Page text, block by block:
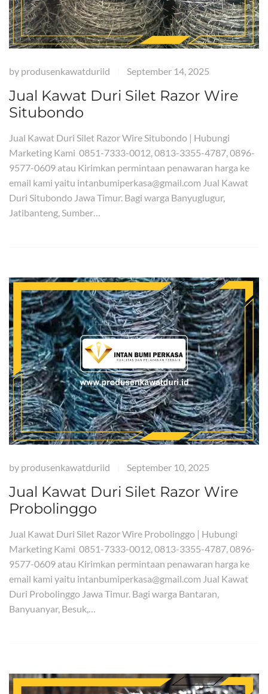
by produsenkawatduriid September 14, 2025
Jual Kawat Duri Silet Razor Wire
Situbondo
Jual Kawat Duri Silet Razor Wire Situbondo | Hubungi
Marketing Kami 0851-7333-0012, 0813-3355-4787, 0896-
9577-0609 atau Kirimkan permintaan penawaran harga ke
email kami yaitu intanbumiperkasa@gmail.com Jual Kawat
Duri Situbondo Jawa Timur. Bagi warga Banyuglugur,
Jatibanteng, Sumber…
by produsenkawatduriid September 10, 2025
Jual Kawat Duri Silet Razor Wire
Probolinggo
Jual Kawat Duri Silet Razor Wire Probolinggo | Hubungi
Marketing Kami 0851-7333-0012, 0813-3355-4787, 0896-
9577-0609 atau Kirimkan permintaan penawaran harga ke
email kami yaitu intanbumiperkasa@gmail.com Jual Kawat
Duri Probolinggo Jawa Timur. Bagi warga Bantaran,
Banyuanyar, Besuk,…